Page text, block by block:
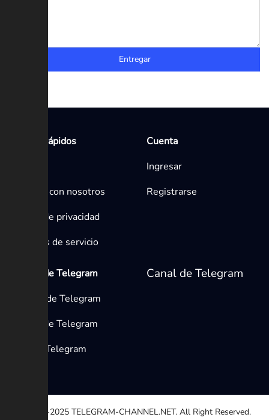
Entregar
Enlaces rápidos
Contacta con nosotros
Política de privacidad
Términos de servicio
Cuenta
Ingresar
Registrarse
Medios de Telegram
Canales de Telegram
Grupos de Telegram
Bots de Telegram
Canal de Telegram
© 2020-2025 TELEGRAM-CHANNEL.NET. All Right Reserved.